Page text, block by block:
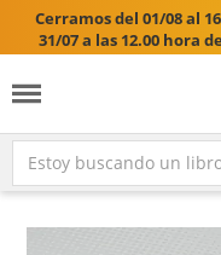
Cerramos del 01/08 al
31/07 a las 12.00 hora